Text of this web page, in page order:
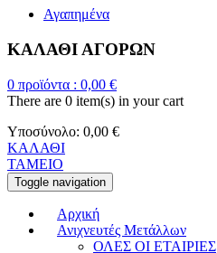
Αγαπημένα
ΚΑΛΑΘΙ ΑΓΟΡΩΝ
0 προϊόντα : 0,00 €
There are 0 item(s) in your cart
Υποσύνολο: 0,00 €
ΚΑΛΑΘΙ
ΤΑΜΕΙΟ
Toggle navigation
Αρχική
Ανιχνευτές Μετάλλων
ΟΛΕΣ ΟΙ ΕΤΑΙΡΙΕΣ